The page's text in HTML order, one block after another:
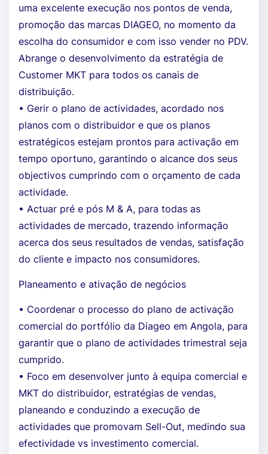
uma excelente execução nos pontos de venda,
promoção das marcas DIAGEO, no momento da
escolha do consumidor e com isso vender no PDV.
Abrange o desenvolvimento da estratégia de
Customer MKT para todos os canais de
distribuição.
• Gerir o plano de actividades, acordado nos
planos com o distribuidor e que os planos
estratégicos estejam prontos para activação em
tempo oportuno, garantindo o alcance dos seus
objectivos cumprindo com o orçamento de cada
actividade.
• Actuar pré e pós M & A, para todas as
actividades de mercado, trazendo informação
acerca dos seus resultados de vendas, satisfação
do cliente e impacto nos consumidores.
Planeamento e ativação de negócios
• Coordenar o processo do plano de activação
comercial do portfólio da Diageo em Angola, para
garantir que o plano de actividades trimestral seja
cumprido.
• Foco em desenvolver junto à equipa comercial e
MKT do distribuidor, estratégias de vendas,
planeando e conduzindo a execução de
actividades que promovam Sell-Out, medindo sua
efectividade vs investimento comercial.